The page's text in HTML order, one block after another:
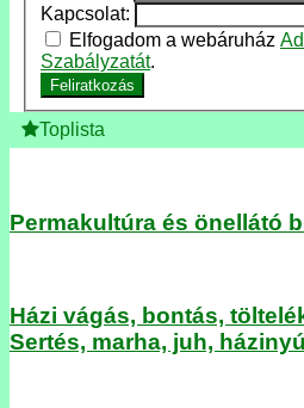
Kapcsolat:
Elfogadom a webáruház
Szabályzatát.
Feliratkozás
Toplista
Permakultúra és önellátó
Házi vágás, bontás,
Sertés, marha, juh,